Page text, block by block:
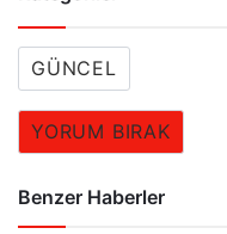
GÜNCEL
YORUM BIRAK
Benzer Haberler